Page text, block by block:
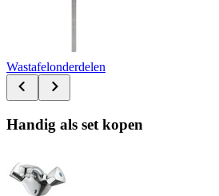
Wastafelonderdelen
Handig als set kopen